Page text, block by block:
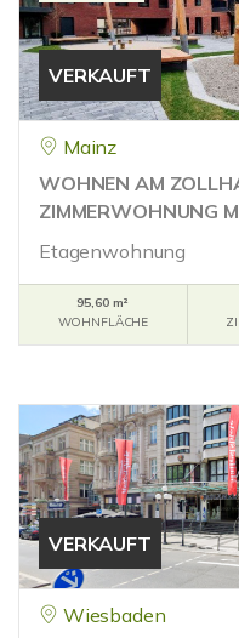
VERKAUFT
Mainz
WOHNEN AM
ZIMMERWOHNUNG
Etagenwohnung
95,60 m²
WOHNFLÄCHE
VERKAUFT
Wiesbaden